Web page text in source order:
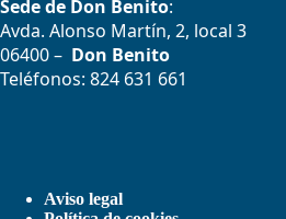
Sede de Don Benito:
Avda. Alonso Martín, 2, local 3
06400 – Don Benito
Teléfonos: 824 631 661
Aviso legal